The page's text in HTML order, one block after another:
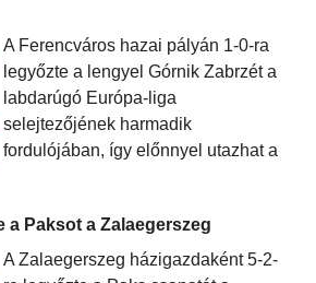
A Ferencváros hazai pályán 1-0-ra
legyőzte a lengyel Górnik Zabrzét a
labdarúgó Európa-liga
selejtezőjének harmadik
fordulójában, így előnnyel utazhat a
a Paksot a Zalaegerszeg
A Zalaegerszeg házigazdaként 5-2-